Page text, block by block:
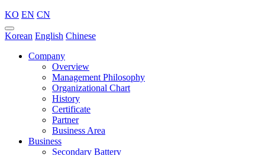
KO EN CN
Korean English Chinese
Company
Overview
Management Philosophy
Organizational Chart
History
Certificate
Partner
Business Area
Business
Secondary Battery